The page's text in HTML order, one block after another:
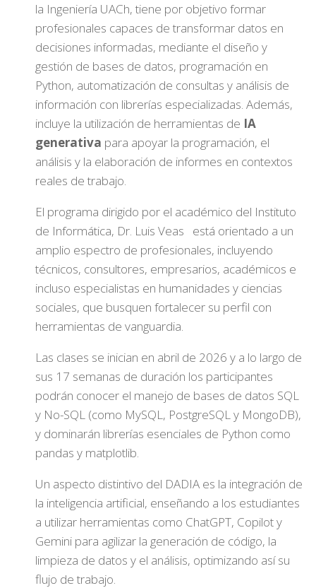
la Ingeniería UACh, tiene por objetivo formar
profesionales capaces de transformar datos en
decisiones informadas, mediante el diseño y
gestión de bases de datos, programación en
Python, automatización de consultas y análisis de
información con librerías especializadas. Además,
incluye la utilización de herramientas de IA
generativa para apoyar la programación, el
análisis y la elaboración de informes en contextos
reales de trabajo.
El programa dirigido por el académico del Instituto
de Informática, Dr. Luis Veas está orientado a un
amplio espectro de profesionales, incluyendo
técnicos, consultores, empresarios, académicos e
incluso especialistas en humanidades y ciencias
sociales, que busquen fortalecer su perfil con
herramientas de vanguardia.
Las clases se inician en abril de 2026 y a lo largo de
sus 17 semanas de duración los participantes
podrán conocer el manejo de bases de datos SQL
y No-SQL (como MySQL, PostgreSQL y MongoDB),
y dominarán librerías esenciales de Python como
pandas y matplotlib.
Un aspecto distintivo del DADIA es la integración de
la inteligencia artificial, enseñando a los estudiantes
a utilizar herramientas como ChatGPT, Copilot y
Gemini para agilizar la generación de código, la
limpieza de datos y el análisis, optimizando así su
flujo de trabajo.